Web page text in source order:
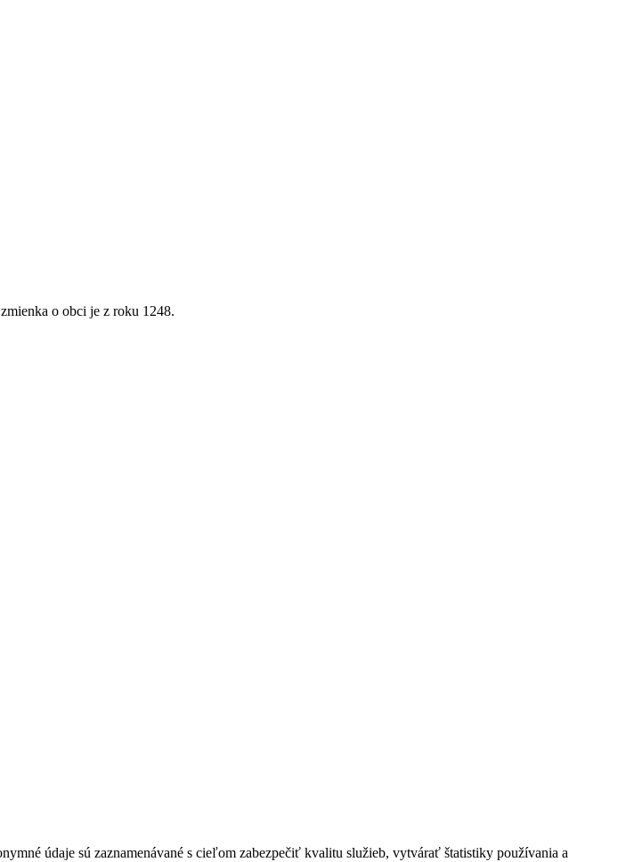
o obci je z roku 1248.
údaje sú zaznamenávané s cieľom zabezpečiť kvalitu služieb, vytvárať štatistiky používania a